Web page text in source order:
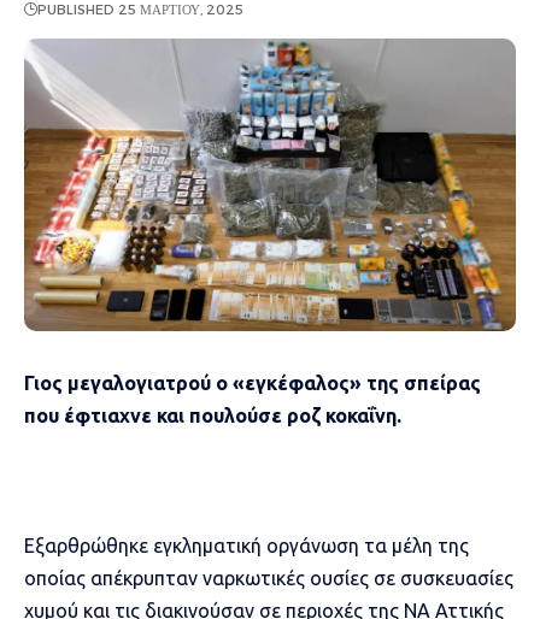
PUBLISHED 25 ΜΑΡΤΊΟΥ, 2025
Γιος μεγαλογιατρού ο «εγκέφαλος» της σπείρας
που έφτιαχνε και πουλούσε ροζ κοκαΐνη.
Εξαρθρώθηκε εγκληματική οργάνωση τα μέλη της
οποίας απέκρυπταν ναρκωτικές ουσίες σε συσκευασίες
χυμού και τις διακινούσαν σε περιοχές της ΝΑ Αττικής